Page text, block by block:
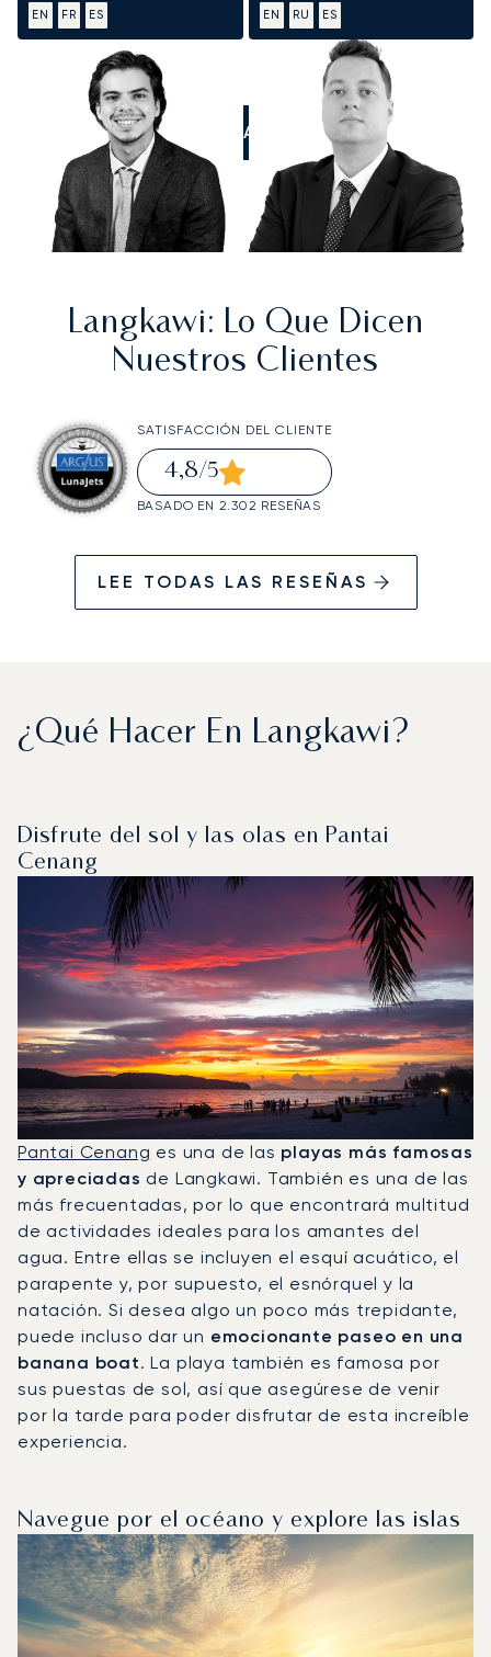
EN FR ES EN RU ES
LLÁMANOS
Langkawi: Lo Que Dicen
Nuestros Clientes
SATISFACCIÓN DEL CLIENTE
4,8/5
BASADO EN 2.302 RESEÑAS
LEE TODAS LAS RESEÑAS
¿Qué Hacer En Langkawi?
Disfrute del sol y las olas en Pantai
Cenang
Pantai Cenang es una de las playas más famosas
y apreciadas de Langkawi. También es una de las
más frecuentadas, por lo que encontrará multitud
de actividades ideales para los amantes del
agua. Entre ellas se incluyen el esquí acuático, el
parapente y, por supuesto, el esnórquel y la
natación. Si desea algo un poco más trepidante,
puede incluso dar un emocionante paseo en una
banana boat. La playa también es famosa por
sus puestas de sol, así que asegúrese de venir
por la tarde para poder disfrutar de esta increíble
experiencia.
Navegue por el océano y explore las islas